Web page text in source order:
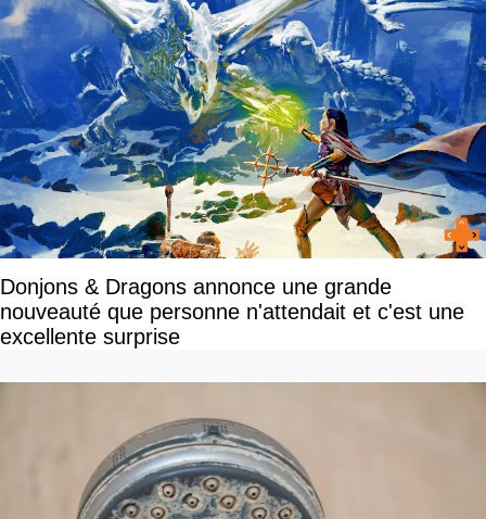
Donjons & Dragons annonce une grande
nouveauté que personne n'attendait et c'est une
excellente surprise